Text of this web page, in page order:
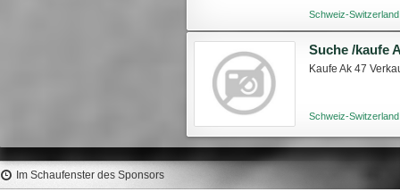
Schweiz-
Suche /kaufe
Kaufe Ak 47
Schweiz-
Im Schaufenster des Sponsors